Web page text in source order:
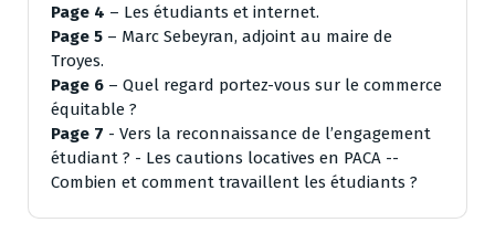
Page 4 – Les étudiants et internet.
Page 5 – Marc Sebeyran, adjoint au maire de
Troyes.
Page 6 – Quel regard portez-­vous sur le commerce
équitable ?
Page 7 -­ Vers la reconnaissance de l’engagement
étudiant ? -­ Les cautions locatives en PACA -­
Combien et comment travaillent les étudiants ?